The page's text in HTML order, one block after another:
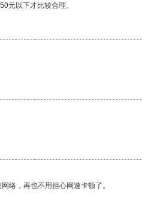
元以下才比较合理。
络，再也不用担心网速卡顿了。